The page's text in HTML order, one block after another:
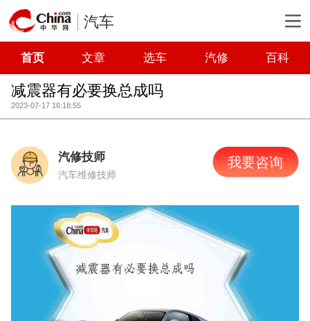
汽车
首页 文章 选车 汽修 百科
减震器有必要换总成吗
2023-07-17 16:18:55
汽修技师
汽车维修技师
我要咨询